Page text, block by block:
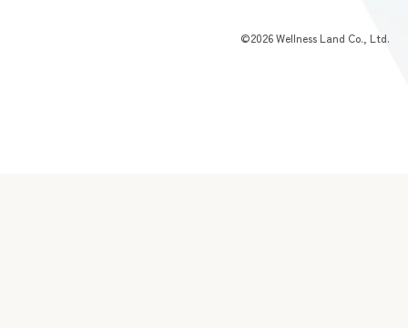
©2026 Wellness Land Co., Ltd.